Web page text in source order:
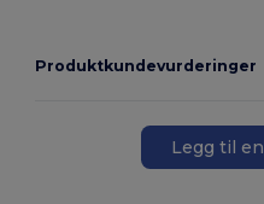
Produktkundevurderinger
Legg til